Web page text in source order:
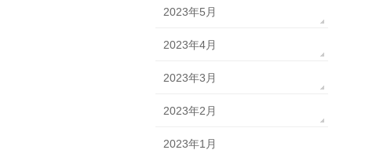
2023年5月
2023年4月
2023年3月
2023年2月
2023年1月